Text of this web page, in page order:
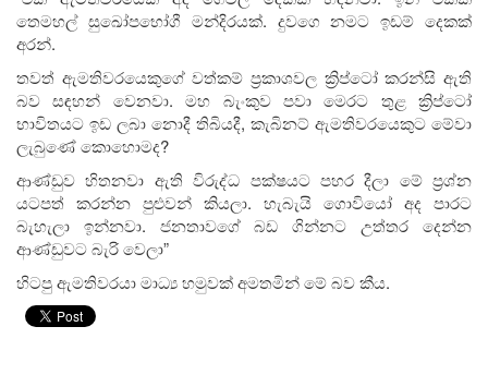
තෙමහල් සුඛෝපභෝගී මන්දිරයක්. දුවගෙ නමට ඉඩම් දෙකක්
අරන්.
තවත් ඇමතිවරයෙකුගේ වත්කම් ප්‍රකාශවල ක්‍රිප්ටෝ කරන්සි ඇති
බව සඳහන් වෙනවා. මහ බැංකුව පවා මෙරට තුළ ක්‍රිප්ටෝ
භාවිතයට ඉඩ ලබා නොදී තිබියදී, කැබිනට් ඇමතිවරයෙකුට මේවා
ලැබුණේ කොහොමද?
ආණ්ඩුව හිතනවා ඇති විරුද්ධ පක්ෂයට පහර දීලා මේ ප්‍රශ්න
යටපත් කරන්න පුළුවන් කියලා. හැබැයි ගොවියෝ අද පාරට
බැහැලා ඉන්නවා. ජනතාවගේ බඩ ගින්නට උත්තර දෙන්න
ආණ්ඩුවට බැරි වෙලා”
හිටපු ඇමතිවරයා මාධ්‍ය හමුවක් අමතමින් මේ බව කීය.